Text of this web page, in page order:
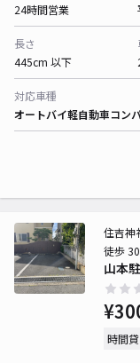
24時間営業
長さ
445cm 以下
対応車種
オートバイ軽自動車コン
山本
住吉神
徒歩
時間